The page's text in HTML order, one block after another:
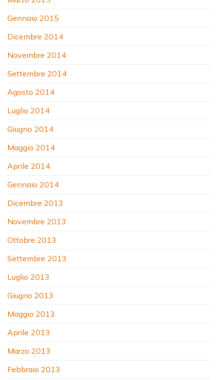
Gennaio 2015
Dicembre 2014
Novembre 2014
Settembre 2014
Agosto 2014
Luglio 2014
Giugno 2014
Maggio 2014
Aprile 2014
Gennaio 2014
Dicembre 2013
Novembre 2013
Ottobre 2013
Settembre 2013
Luglio 2013
Giugno 2013
Maggio 2013
Aprile 2013
Marzo 2013
Febbraio 2013